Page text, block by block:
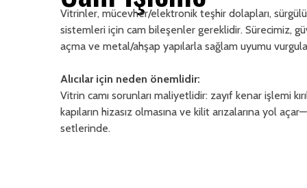
Vitrinler, mücevher/elektronik teşhir dolapları,
sistemleri için cam bileşenler gereklidir. Sürecimiz,
açma ve metal/ahşap yapılarla sağlam uyumu
Alıcılar için neden önemlidir:
Vitrin camı sorunları maliyetlidir: zayıf kenar işlemi
kapıların hizasız olmasına ve kilit arızalarına yol
setlerinde.